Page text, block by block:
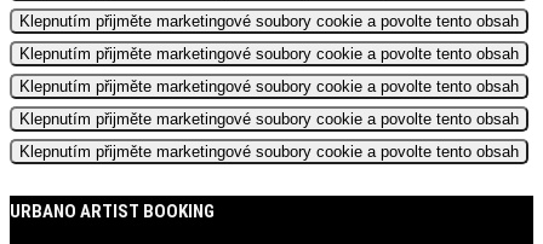
Klepnutím přijměte marketingové soubory cookie a povolte tento obsah
Klepnutím přijměte marketingové soubory cookie a povolte tento obsah
Klepnutím přijměte marketingové soubory cookie a povolte tento obsah
Klepnutím přijměte marketingové soubory cookie a povolte tento obsah
Klepnutím přijměte marketingové soubory cookie a povolte tento obsah
URBANO ARTIST BOOKING